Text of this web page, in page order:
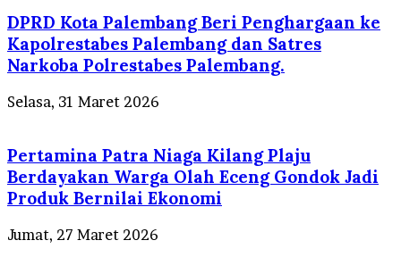
DPRD Kota Palembang Beri Penghargaan ke
Kapolrestabes Palembang dan Satres
Narkoba Polrestabes Palembang.
Selasa, 31 Maret 2026
Pertamina Patra Niaga Kilang Plaju
Berdayakan Warga Olah Eceng Gondok Jadi
Produk Bernilai Ekonomi
Jumat, 27 Maret 2026